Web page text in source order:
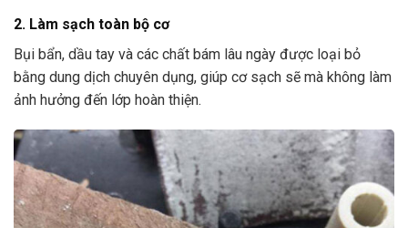
2. Làm sạch toàn bộ cơ
Bụi bẩn, dầu tay và các chất bám lâu ngày được loại bỏ
bằng dung dịch chuyên dụng, giúp cơ sạch sẽ mà không làm
ảnh hưởng đến lớp hoàn thiện.